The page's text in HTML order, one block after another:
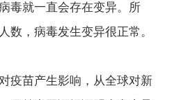
毒就一直会存在变异。所
数，病毒发生变异很正常。
疫苗产生影响，从全球对新